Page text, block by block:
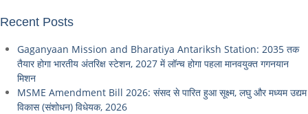
Recent Posts
Gaganyaan Mission and Bharatiya Antariksh Station: 2035 तक
तैयार होगा भारतीय अंतरिक्ष स्टेशन, 2027 में लॉन्च होगा पहला मानवयुक्त गगनयान
मिशन
MSME Amendment Bill 2026: संसद से पारित हुआ सूक्ष्म, लघु और मध्यम उद्यम
विकास (संशोधन) विधेयक, 2026